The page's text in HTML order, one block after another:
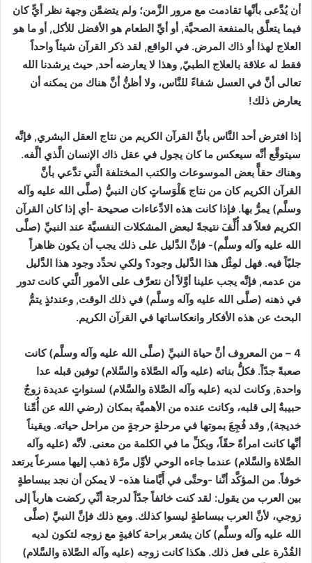
أن يُدَّعى بأنَّها تقادمت مع مرور الزَّمن؛ ولم يتضمَّن وجهة نظر أيٍّ كان
فيما يتعلَّق بالمنفعة الصحيَّة, أو أيِّ الطعام هو الأفضل للأكل, أو ما هو
العلاج لهذا أو ذاك المرض. في الواقع, لقد ذكر القرآن شيئاً واحداً
فقط له علاقة بالعلاج الطبيّ, وهذا لا يعارضه أحد, حيث يرشدنا الله
تعالى أنَّ في العسل شفاءً للنَّاس، ولا أظنُّ أنَّ هناك من يمكنه أن
يعارض ذلك!
إذا افترض أحد النَّاس بأنَّ القرآن الكريم من نتاج العقل البشري, فإنَّه
سيتوقَّع أنَّه سيعكس ما كان يجول في عقل ذاك الإنسان الَّذي ألَّفه.
وهناك حقاًّ بعض الموسوعات والكتب المختلفة الَّتي تدَّعي بأنَّ
القرآن الكريم كان من نتاج هَلْوَساتٍ كان النبيُّ (صلَّى الله عليه وآله
وسلَّم) يمرُّ بها. فإذا كانت هذه الادِّعاءات صحيحة -أي إذا كان القرآن
الكريم فعلاً قد أُلِّفَ نتيجةً لبعض المشكلات النفسيَّة عند النبيِّ (صلَّى
الله عليه وآله وسلَّم)- فإنَّ الدَّليل على ذلك يجب أن يكون ظاهراً
جليّاً فيه. فهل لمِثْل هذا الدَّليل وجود؟ ولكي نحدِّد وجود هذا الدَّليل
من عدمه, فإنَّه يجب علينا أوَّلاً أن نتعرَّف على الأمور الَّتي كانت تدور
في ذهنه (صلَّى الله عليه وآله وسلَّم) في ذلك الوقت, وعندئذٍ يتمُّ
البحث عن هذه الأفكار وانعكاساتها في القرآن الكريم.
4 – من المعروف أنَّ حياة النبيِّ (صلَّى الله عليه وآله وسلَّم) كانت
صعبةً جدّاً. فكلُّ بناته (عليه وآله الصَّلاة والسَّلام) توفين قبله عدا
واحدة, وكانت لديه (عليه وآله الصَّلاة والسَّلام) لسنواتٍ عديدة زوجٌ
حبيبةٌ إلى قلبه، وكانت عنده من الأهميَّة بمكان (رضي الله عن أُمِّنا
خديجة), وقد فُجِعَ بموتها في مرحلةٍ حرجةٍ من مراحل حياته. ويقيناً
أنَّها كانت امرأةً حقّاً، وبكلِّ ما في الكلمة من معنى. لأنَّه (عليه وآله
الصَّلاة والسَّلام) عندما جاءه الوحي لأوِّل مرَّة ذهب إليها مسرعاً يرتعد
خوفاً. من المؤكَّد أنَّنا -وحتَّى في أَيَّامنا هذه- لا يمكن أن نجد ببساطةٍ
بين العرب من يقول: لقد كنت خائفاً جدّاً لدرجة أنِّي ركضت هارباً إلى
زوجي، لأنَّ العرب ببساطةٍ ليسوا كذلك. ومع ذلك فإنَّ النبيَّ (صلَّى
الله عليه وآله وسلَّم) كان يشعر براحة كافيةٍ مع زوجه لتكون لديه
القُدْرة على فعل ذلك. هكذا كانت زوجه (عليه وآله الصَّلاة والسَّلام)